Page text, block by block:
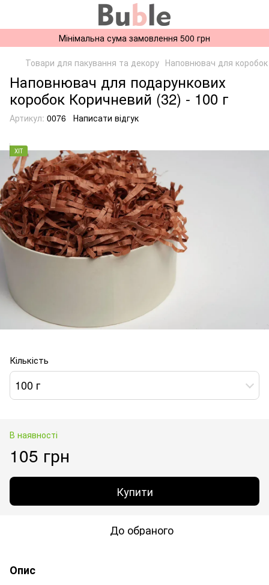
Мінімальна сума замовлення 500 грн
Товари для пакування та декору Наповнювач для
Наповнювач для подарункових
коробок Коричневий (32) - 100 г
Артикул: 0076 Написати відгук
ХІТ
Кількість
100 г
В наявності
105 грн
Купити
До обраного
Опис